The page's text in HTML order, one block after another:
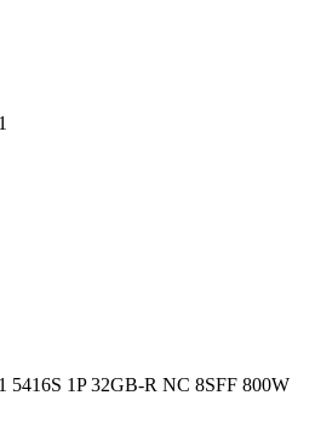
5416S 1P 32GB-R NC 8SFF 800W